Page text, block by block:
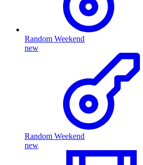
Random Weekend
new
Random Weekend
new